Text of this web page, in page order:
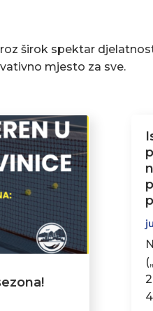
širok spektar
mjesto za sve.